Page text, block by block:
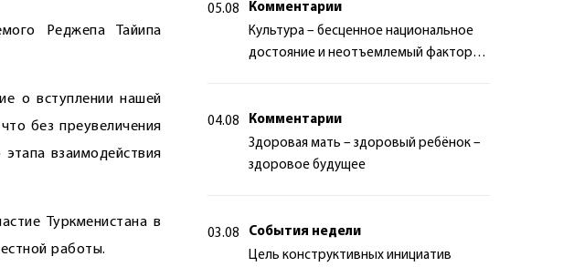
Реджепа Тайипа
о вступлении нашей
без преувеличения
взаимодействия
Туркменистана в
работы.
05.08
Комментарии
Культура – бесценное национальное
достояние и неотъемлемый фактор
04.08
Комментарии
Здоровая мать – здоровый ребёнок –
здоровое будущее
03.08
События недели
Цель конструктивных инициатив